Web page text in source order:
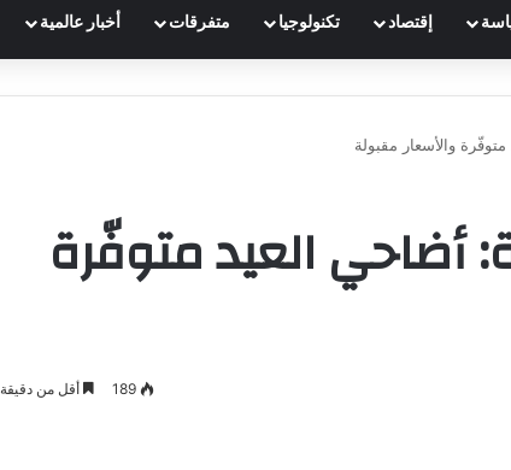
إقتصاد تكنولوجيا متفرقات أخبار عالمية
والأسعار مقبولة
أضاحي العيد متوفّرة
189 أقل من دقيقة